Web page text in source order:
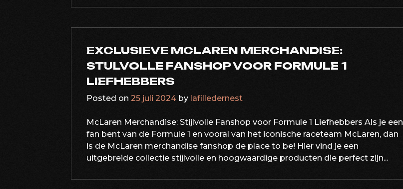
EXCLUSIEVE MCLAREN MERCHANDISE:
STIJLVOLLE FANSHOP VOOR FORMULE 1
LIEFHEBBERS
Posted on 25 juli 2024 by lafilledernest
McLaren Merchandise: Stijlvolle Fanshop voor Formule 1 Liefhebbers Als je een
fan bent van de Formule 1 en vooral van het iconische raceteam McLaren, dan
is de McLaren merchandise fanshop de place to be! Hier vind je een
uitgebreide collectie stijlvolle en hoogwaardige producten die perfect zijn...